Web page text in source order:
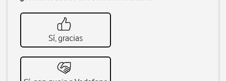
Sí, gracias